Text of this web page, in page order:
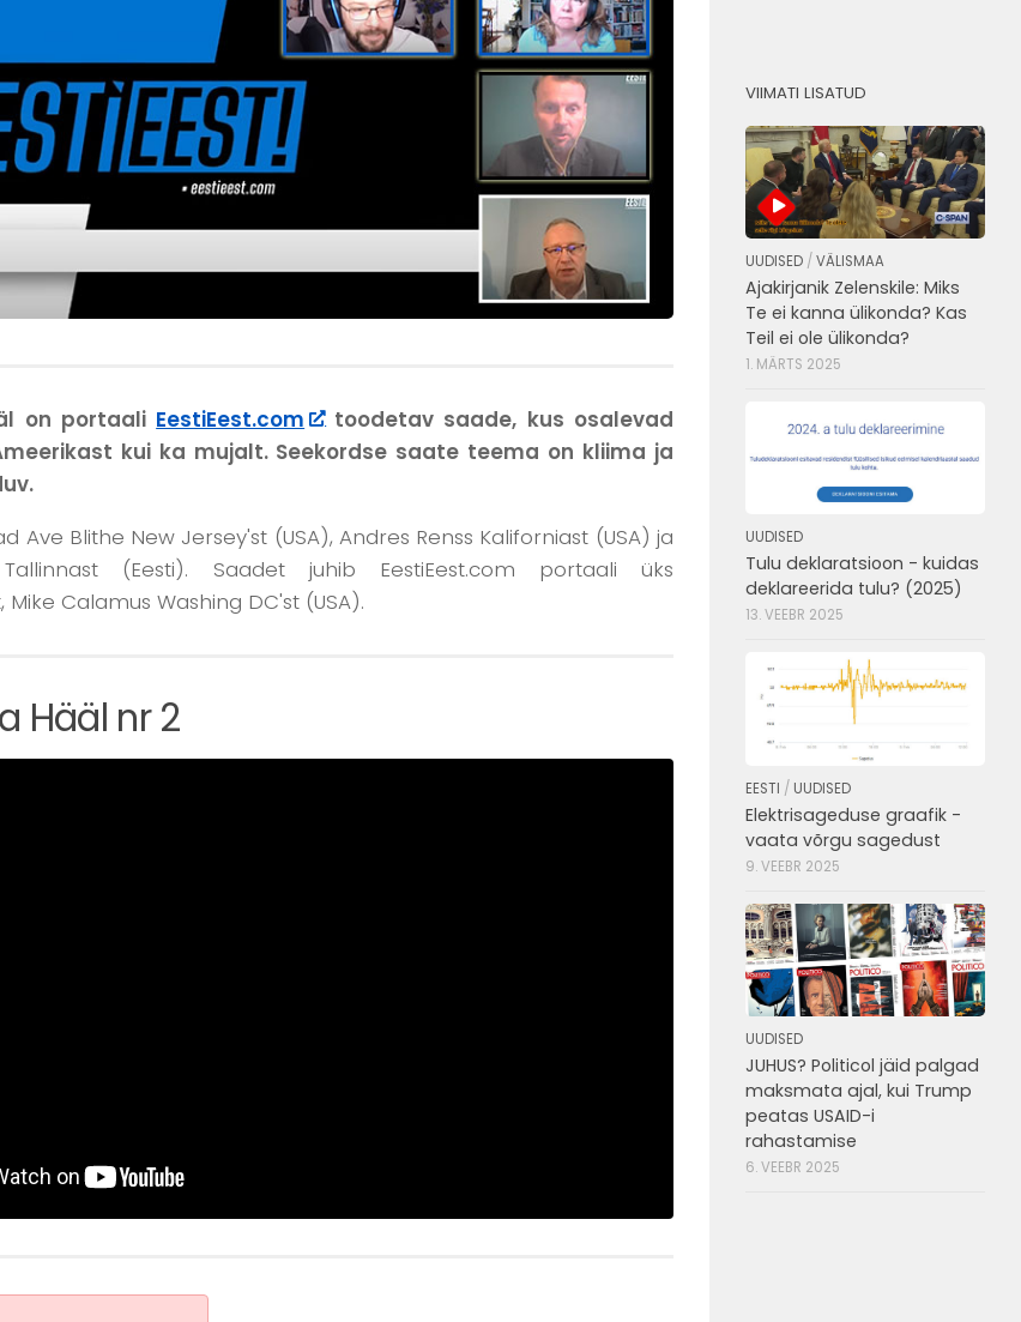
on portaali EestiEest.com
toodetav saade, kus osalevad
kui ka mujalt. Seekordse saate teema on kliima ja
Ave Blithe New Jersey'st (USA), Andres Renss Kaliforniast (USA) ja
(Eesti). Saadet juhib EestiEest.com portaali üks
Calamus Washing DC'st (USA).
Hääl nr 2
VIIMATI LISATUD
UUDISED / VÄLISMAA
Ajakirjanik Zelenskile: Miks
Te ei kanna ülikonda? Kas
Teil ei ole ülikonda?
1. MÄRTS 2025
UUDISED
Tulu deklaratsioon - kuidas
deklareerida tulu? (2025)
13. VEEBR 2025
EESTI / UUDISED
Elektrisageduse graafik -
vaata võrgu sagedust
9. VEEBR 2025
UUDISED
JUHUS? Politicol jäid palgad
maksmata ajal, kui Trump
peatas USAID-i
rahastamise
6. VEEBR 2025